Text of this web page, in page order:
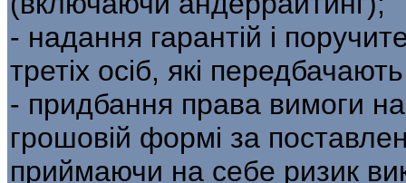
- надання гарантій і
третіх осіб, які
- придбання права вимоги
грошовій формі за
приймаючи на себе ризик